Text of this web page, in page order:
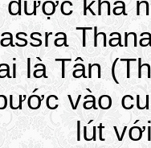
là Tân
vào
lút